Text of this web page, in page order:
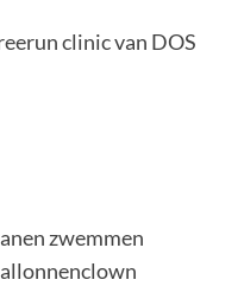
clinic van DOS
zwemmen